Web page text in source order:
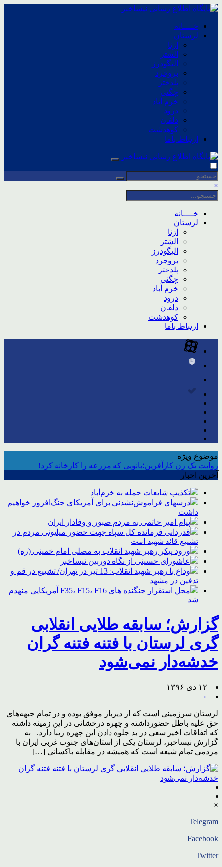
خــــانه
لرستان
ازنا
الشتر
الیگودرز
بروجرد
پلدختر
چگنی
خرم آباد
درود
دلفان
کوهدشت
ارتباط باما
×
خــــانه
لرستان
ازنا
الشتر
الیگودرز
بروجرد
پلدختر
چگنی
خرم آباد
درود
دلفان
کوهدشت
ارتباط باما
موضوع ویژه
روایت یک زن کارآفرین؛بانویی که مزرعه را کارخانه کرد!
آخرین اخبار
تکذیب شایعات حمله به خرم‌آباد
درسهای فراموش‌نشدنی برای آمریکای جنگ‌افروز خواهیم
داشت
پیام امیر حاتمی به مردم صبور و وفادار ایران
قدردانی فرمانده کل سپاه جهت حضور میلیونی مردم در
تشییع قائد شهید امت
ورود پیکر رهبر شهید انقلاب به مصلی امام خمینی (ره)
عاشورای حسینی از نگاه دوربین نیساخبر
وداع با رهبر شهید انقلاب؛ 13 تیر در تهران/ تشییع در قم و
تدفین در مشهد
محل استقرار جنگنده های F35، F15، F16 آمریکایی منهدم
شد
گزارش؛ سابقه طلایی انقلابی
گری لرستان با فتنه فتنه گران
خدشه‌دار نمی‌شود
۱۲ دی ۱۳۹۶
۰
لرستان سرزمینی است که از دیرباز موفق بوده و در تمام جبهه‌های
حق علیه باطل حضورداشته و چهره درخشانی در این زمینه داشته
که اتفاقات اخیر سعی در بد جلوه دادن این چهره زیبا دارد. به
گزارش نیساخبر، لرستان یکی از استان‌های جنوب غربی ایران با
مردمی تمام شیعه است که همیشه در مقابله باکسانی […]
×
Telegram
Facebook
Twitter